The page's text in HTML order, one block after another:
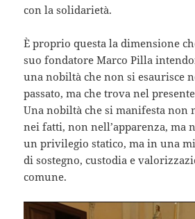
con la solidarietà.
È proprio questa la dimensione
suo fondatore Marco Pilla
una nobiltà che non si esaurisce
passato, ma che trova nel
Una nobiltà che si manifesta non
nei fatti, non nell’apparenza, ma
un privilegio statico, ma in una
di sostegno, custodia e
comune.